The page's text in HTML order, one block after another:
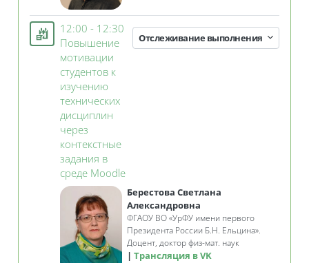
12:00 - 12:30
Повышение
мотивации
студентов к
изучению
технических
дисциплин
через
контекстные
задания в
среде MoodleЗанятие 3KL
Отслеживание выполнения
Берестова Светлана
Александровна
ФГАОУ ВО«УрФУ имени первого
Президента России Б.Н. Ельцина».
Доцент, доктор физ-мат. наук
Трансляция в VK